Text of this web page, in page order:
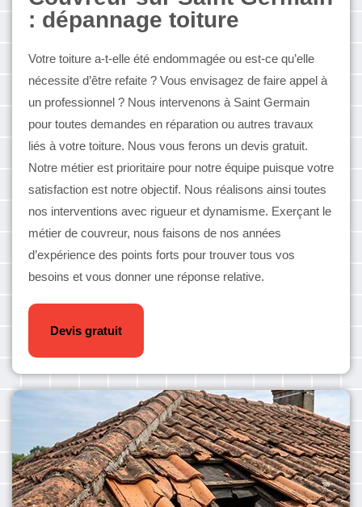
: dépannage toiture
Votre toiture a-t-elle été endommagée ou est-ce qu’elle
nécessite d’être refaite ? Vous envisagez de faire appel à
un professionnel ? Nous intervenons à Saint Germain
pour toutes demandes en réparation ou autres travaux
liés à votre toiture. Nous vous ferons un devis gratuit.
Notre métier est prioritaire pour notre équipe puisque votre
satisfaction est notre objectif. Nous réalisons ainsi toutes
nos interventions avec rigueur et dynamisme. Exerçant le
métier de couvreur, nous faisons de nos années
d’expérience des points forts pour trouver tous vos
besoins et vous donner une réponse relative.
Devis gratuit